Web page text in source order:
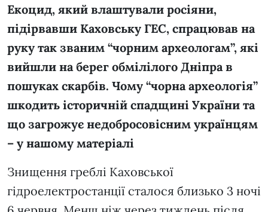
Екоцид, який влаштували росіяни,
підірвавши Каховську ГЕС, спрацював на
руку так званим “чорним археологам”, які
вийшли на берег обмілілого Дніпра в
пошуках скарбів. Чому “чорна археологія”
шкодить історичній спадщині України та
що загрожує недобросовісним українцям
– у нашому матеріалі
Знищення греблі Каховської
гідроелектростанції сталося близько 3 ночі